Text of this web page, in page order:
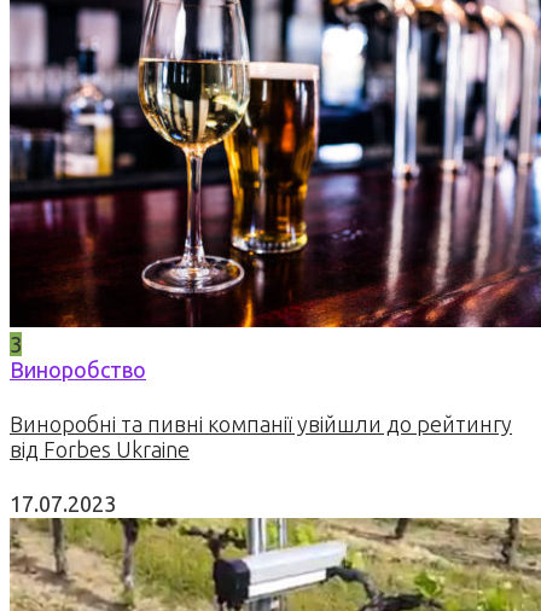
3
Виноробство
Виноробні та пивні компанії увійшли до рейтингу
від Forbes Ukraine
17.07.2023